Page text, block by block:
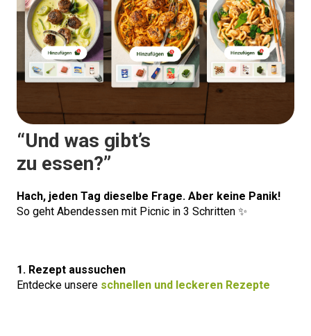
“Und was gibt’s
zu essen?”
Hach, jeden Tag dieselbe Frage. Aber keine Panik!
So geht Abendessen mit Picnic in 3 Schritten ✨
1. Rezept aussuchen
Entdecke unsere schnellen und leckeren Rezepte